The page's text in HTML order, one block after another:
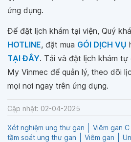
ứng dụng.
Để đặt lịch khám tại viện, Quý
HOTLINE, đặt mua GÓI DỊCH VỤ
TẠI ĐÂY. Tải và đặt lịch khám tự
My Vinmec để quản lý, theo dõi
mọi nơi ngay trên ứng dụng.
Cập nhật: 02-04-2025
Xét nghiệm ung thư gan
Viêm gan C
tầm soát ung thư gan
Viêm gan